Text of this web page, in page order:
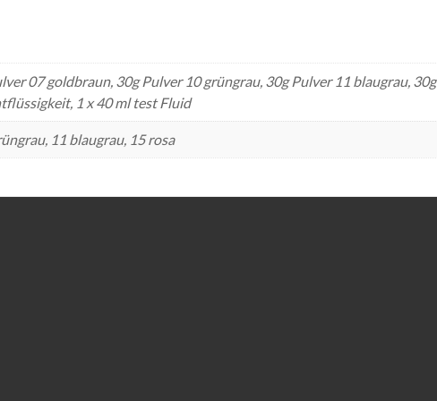
07 goldbraun, 30g Pulver 10 grüngrau, 30g Pulver 11 blaugrau, 30g
1 x 40 ml test Fluid
11 blaugrau, 15 rosa